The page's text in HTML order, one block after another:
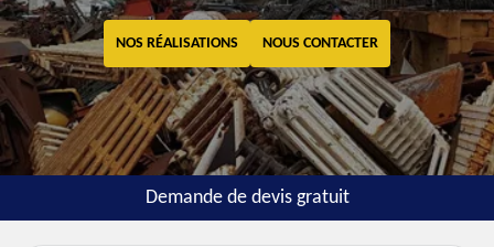
NOS RÉALISATIONS NOUS CONTACTER
Demande de devis gratuit